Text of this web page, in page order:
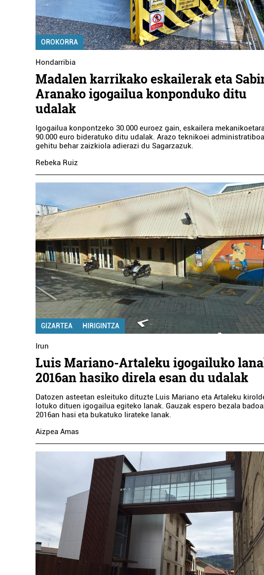
OROKORRA
Hondarribia
Madalen karrikako eskailerak eta
Aranako igogailua konponduko ditu
udalak
Igogailua konpontzeko 30.000 euroez gain, eskailera
90.000 euro bideratuko ditu udalak. Arazo teknikoei
gehitu behar zaizkiola adierazi du Sagarzazuk.
Rebeka Ruiz
GIZARTEA HIRIGINTZA
Irun
Luis Mariano-Artaleku igogailuko
2016an hasiko direla esan du udalak
Datozen asteetan esleituko dituzte Luis Mariano eta Artaleku
lotuko dituen igogailua egiteko lanak. Gauzak espero bezala
2016an hasi eta bukatuko lirateke lanak.
Aizpea Amas